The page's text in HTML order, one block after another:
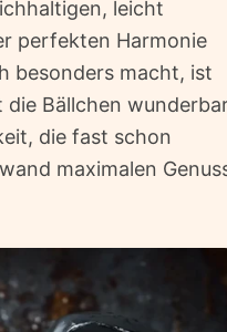
leicht
perfekten Harmonie
besonders macht, ist
die Bällchen
die fast schon
maximalen